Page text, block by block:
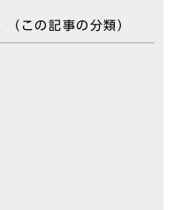
（この記事の分類）